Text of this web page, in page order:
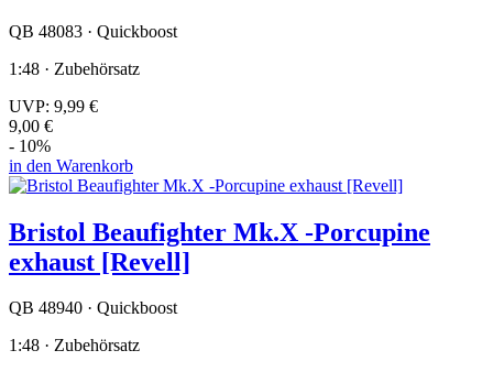
QB 48083 · Quickboost
1:48 · Zubehörsatz
UVP: 9,99 €
9,00 €
- 10%
in den Warenkorb
Bristol Beaufighter Mk.X -Porcupine
exhaust [Revell]
QB 48940 · Quickboost
1:48 · Zubehörsatz